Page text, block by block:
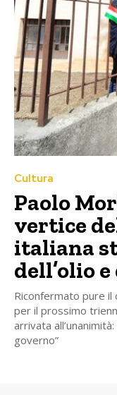
Cultura
Paolo
vertice
italiana
dell’olio
Riconfermato pure il
per il prossimo
arrivata
governo”